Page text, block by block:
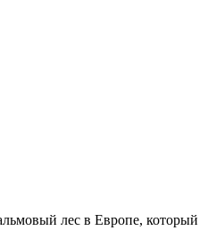
лес в Европе, который